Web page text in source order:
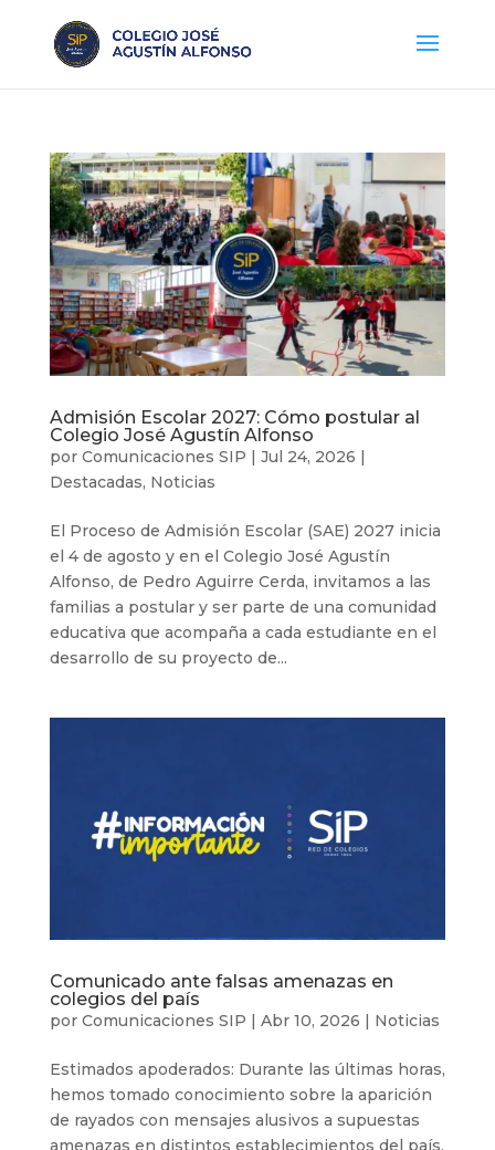
Admisión Escolar 2027: Cómo postular al
Colegio José Agustín Alfonso
por Comunicaciones SIP | Jul 24, 2026 |
Destacadas, Noticias
El Proceso de Admisión Escolar (SAE) 2027 inicia
el 4 de agosto y en el Colegio José Agustín
Alfonso, de Pedro Aguirre Cerda, invitamos a las
familias a postular y ser parte de una comunidad
educativa que acompaña a cada estudiante en el
desarrollo de su proyecto de...
Comunicado ante falsas amenazas en
colegios del país
por Comunicaciones SIP | Abr 10, 2026 | Noticias
Estimados apoderados: Durante las últimas horas,
hemos tomado conocimiento sobre la aparición
de rayados con mensajes alusivos a supuestas
amenazas en distintos establecimientos del país,